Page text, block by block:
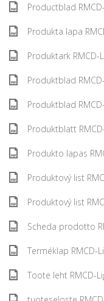
Productblad
Produkta lapa
Produktark RMCD-
Produktblad
Produktblad
Produktblatt
Produkto lapas
Produktový list
Produktový list
Scheda prodotto
Terméklap RMCD-
Toote leht RMCD-